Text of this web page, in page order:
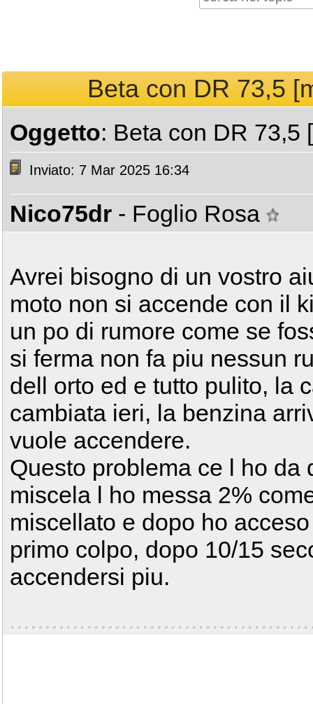
Beta con DR 73,5
Oggetto: Beta con DR 73,5
Inviato: 7 Mar 2025 16:34
Nico75dr - Foglio Rosa
Avrei bisogno di un vostro
moto non si accende con il
un po di rumore come se
si ferma non fa piu nessun
dell orto ed e tutto pulito, la
cambiata ieri, la benzina
vuole accendere.
Questo problema ce l ho da
miscela l ho messa 2%
miscellato e dopo ho
primo colpo, dopo 10/15
accendersi piu.